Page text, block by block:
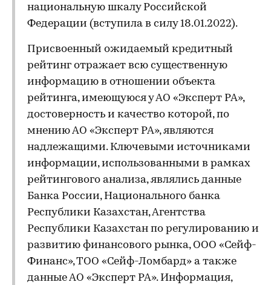
национальную шкалу Российской
Федерации (вступила в силу 18.01.2022).
Присвоенный ожидаемый кредитный
рейтинг отражает всю существенную
информацию в отношении объекта
рейтинга, имеющуюся у АО «Эксперт РА»,
достоверность и качество которой, по
мнению АО «Эксперт РА», являются
надлежащими. Ключевыми источниками
информации, использованными в рамках
рейтингового анализа, являлись данные
Банка России, Национального банка
Республики Казахстан, Агентства
Республики Казахстан по регулированию и
развитию финансового рынка, ООО «Сейф-
Финанс», ТОО «Сейф-Ломбард» а также
данные АО «Эксперт РА». Информация,